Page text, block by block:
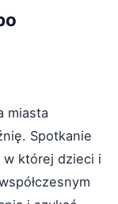
miasta
Spotkanie
w której dzieci i